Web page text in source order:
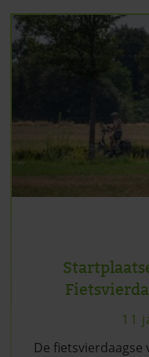
11
De